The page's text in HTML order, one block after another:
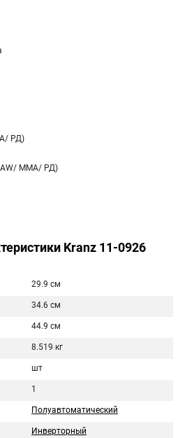
РД)
MMA/ РД)
Kranz 11-0926
29.9 см
34.6 см
44.9 см
8.519 кг
шт
1
Полуавтоматический
Инверторный